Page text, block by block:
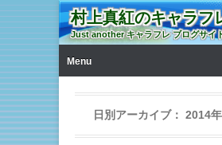
村上真紅のキャラフ
Just another キャラフレ ブログサイ
Menu
日別アーカイブ： 2014